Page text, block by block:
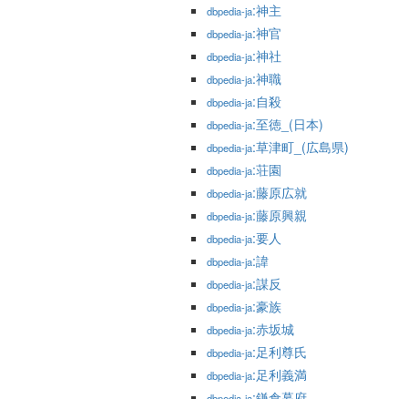
dbpedia-ja:神主
dbpedia-ja:神官
dbpedia-ja:神社
dbpedia-ja:神職
dbpedia-ja:自殺
dbpedia-ja:至徳_(日本)
dbpedia-ja:草津町_(広島県)
dbpedia-ja:荘園
dbpedia-ja:藤原広就
dbpedia-ja:藤原興親
dbpedia-ja:要人
dbpedia-ja:諱
dbpedia-ja:謀反
dbpedia-ja:豪族
dbpedia-ja:赤坂城
dbpedia-ja:足利尊氏
dbpedia-ja:足利義満